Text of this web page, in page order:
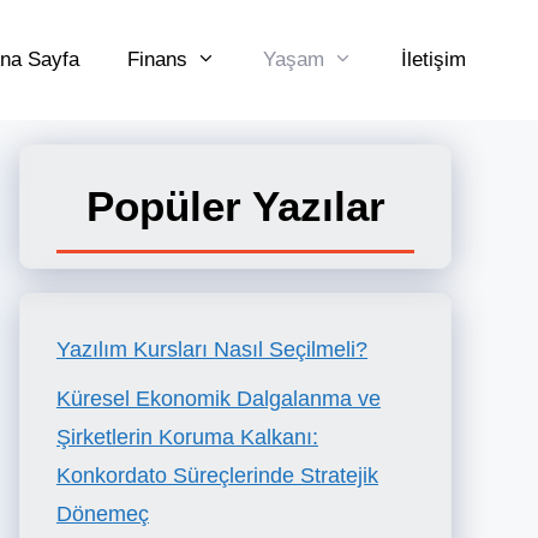
Sayfa Finans Yaşam İletişim
Popüler Yazılar
Yazılım Kursları Nasıl Seçilmeli?
Küresel Ekonomik Dalgalanma ve
Şirketlerin Koruma Kalkanı:
Konkordato Süreçlerinde Stratejik
Dönemeç